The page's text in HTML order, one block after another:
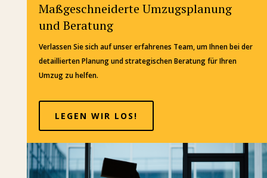
Maßgeschneiderte Umzugsplanung
und Beratung
Verlassen Sie sich auf unser erfahrenes Team, um Ihnen bei der
detaillierten Planung und strategischen Beratung für Ihren
Umzug zu helfen.
LEGEN WIR LOS!